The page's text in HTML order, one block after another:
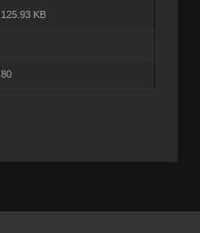
125.93 KB
80